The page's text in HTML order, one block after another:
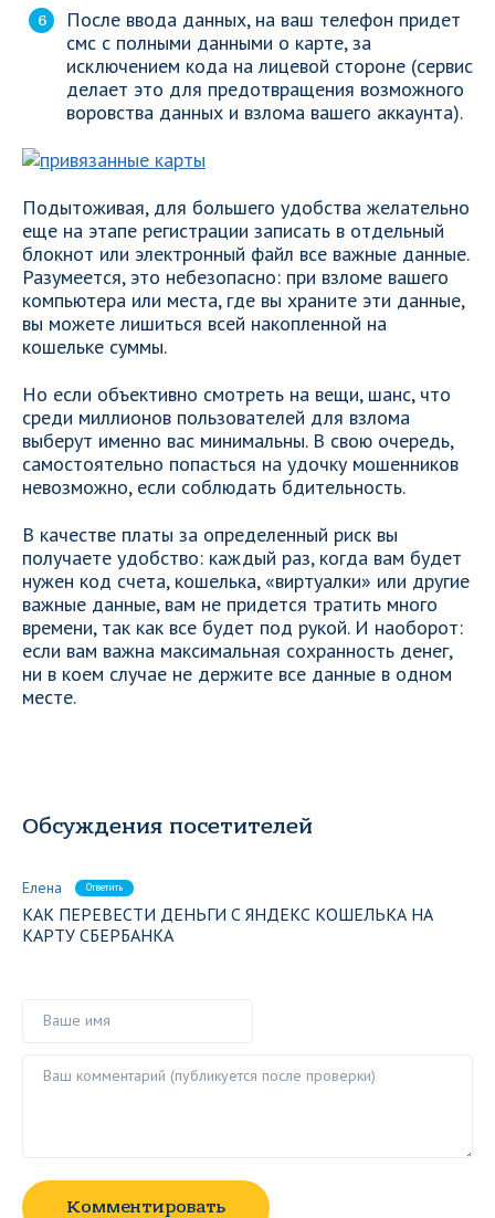
После ввода данных, на ваш телефон придет
смс с полными данными о карте, за
исключением кода на лицевой стороне (сервис
делает это для предотвращения возможного
воровства данных и взлома вашего аккаунта).
Подытоживая, для большего удобства желательно
еще на этапе регистрации записать в отдельный
блокнот или электронный файл все важные данные.
Разумеется, это небезопасно: при взломе вашего
компьютера или места, где вы храните эти данные,
вы можете лишиться всей накопленной на
кошельке суммы.
Но если объективно смотреть на вещи, шанс, что
среди миллионов пользователей для взлома
выберут именно вас минимальны. В свою очередь,
самостоятельно попасться на удочку мошенников
невозможно, если соблюдать бдительность.
В качестве платы за определенный риск вы
получаете удобство: каждый раз, когда вам будет
нужен код счета, кошелька, «виртуалки» или другие
важные данные, вам не придется тратить много
времени, так как все будет под рукой. И наоборот:
если вам важна максимальная сохранность денег,
ни в коем случае не держите все данные в одном
месте.
Обсуждения посетителей
Елена Ответить
КАК ПЕРЕВЕСТИ ДЕНЬГИ С ЯНДЕКС КОШЕЛЬКА НА
КАРТУ СБЕРБАНКА
Комментировать